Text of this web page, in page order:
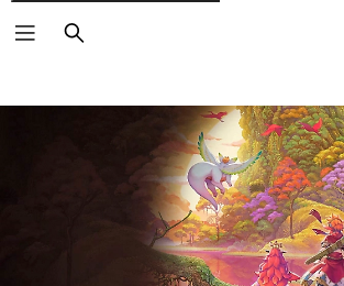
Suchen